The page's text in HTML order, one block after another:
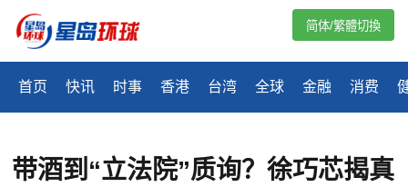
首页 快讯 时事 香港 台湾 全球 金融 消费
简体/繁體切換
带酒到“立法院”质询？徐巧芯揭真